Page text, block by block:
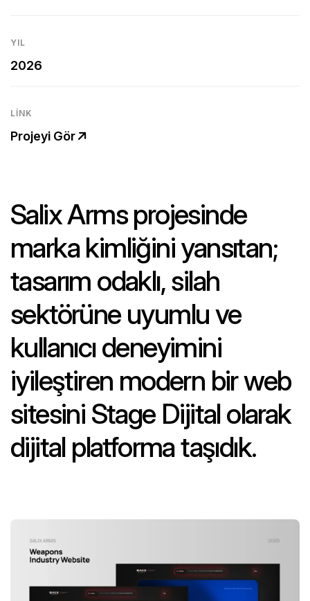
YIL
2026
LINK
Projeyi Gör
Salix Arms projesinde
marka kimliğini yansıtan;
tasarım odaklı, silah
sektörüne uyumlu ve
kullanıcı deneyimini
iyileştiren modern bir web
sitesini Stage Dijital olarak
dijital platforma taşıdık.